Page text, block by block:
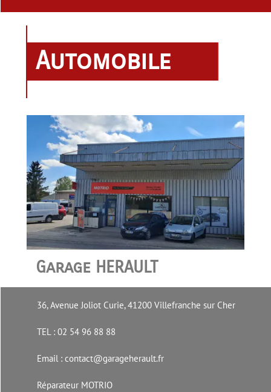
Automobile
Garage HERAULT
36, Avenue Joliot Curie, 41200 Villefranche sur Cher
TEL : 02 54 96 88 88
Email : contact@garageherault.fr
Réparateur MOTRIO